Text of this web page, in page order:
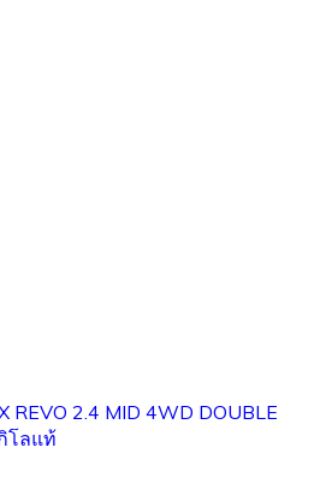
REVO 2.4 MID 4WD DOUBLE
โลแท้